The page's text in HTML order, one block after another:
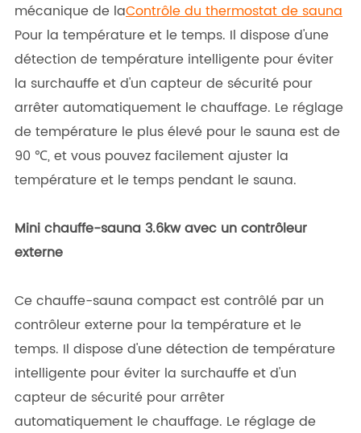
mécanique de laContrôle du thermostat de sauna
Pour la température et le temps. Il dispose d'une
détection de température intelligente pour éviter
la surchauffe et d'un capteur de sécurité pour
arrêter automatiquement le chauffage. Le réglage
de température le plus élevé pour le sauna est de
90 ℃, et vous pouvez facilement ajuster la
température et le temps pendant le sauna.
Mini chauffe-sauna 3.6kw avec un contrôleur
externe
Ce chauffe-sauna compact est contrôlé par un
contrôleur externe pour la température et le
temps. Il dispose d'une détection de température
intelligente pour éviter la surchauffe et d'un
capteur de sécurité pour arrêter
automatiquement le chauffage. Le réglage de